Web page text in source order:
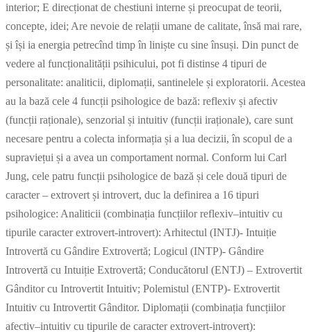
interior; E direcționat de chestiuni interne și preocupat de teorii,
concepte, idei; Are nevoie de relații umane de calitate, însă mai rare,
și își ia energia petrecînd timp în liniște cu sine însuși. Din punct de
vedere al funcționalității psihicului, pot fi distinse 4 tipuri de
personalitate: analiticii, diplomații, santinelele și exploratorii. Acestea
au la bază cele 4 funcții psihologice de bază: reflexiv și afectiv
(funcții raționale), senzorial și intuitiv (funcții iraționale), care sunt
necesare pentru a colecta informația și a lua decizii, în scopul de a
supraviețui și a avea un comportament normal. Conform lui Carl
Jung, cele patru funcții psihologice de bază și cele două tipuri de
caracter – extrovert și introvert, duc la definirea a 16 tipuri
psihologice: Analiticii (combinația funcțiilor reflexiv–intuitiv cu
tipurile caracter extrovert-introvert): Arhitectul (INTJ)- Intuiție
Introvertă cu Gândire Extrovertă; Logicul (INTP)- Gândire
Introvertă cu Intuiție Extrovertă; Conducătorul (ENTJ) – Extrovertit
Gânditor cu Introvertit Intuitiv; Polemistul (ENTP)- Extrovertit
Intuitiv cu Introvertit Gânditor. Diplomații (combinația funcțiilor
afectiv–intuitiv cu tipurile de caracter extrovert-introvert):